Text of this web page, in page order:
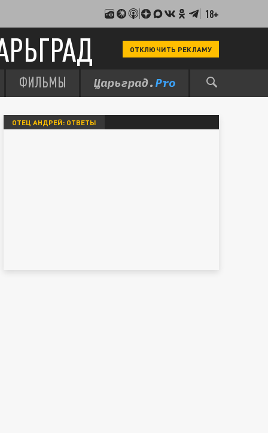
18+
ОТКЛЮЧИТЬ РЕКЛАМУ
ФИЛЬМЫ
ОТЕЦ АНДРЕЙ: ОТВЕТЫ